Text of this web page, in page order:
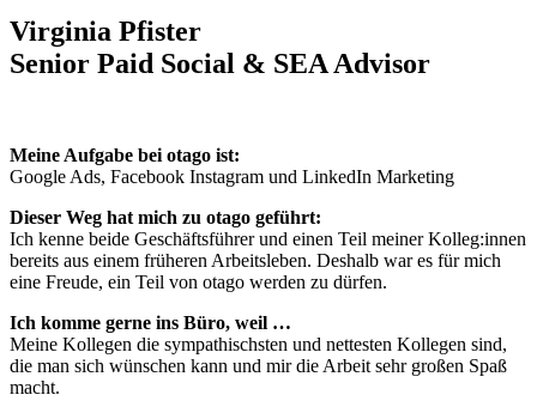
Virginia Pfister
Senior Paid Social & SEA Advisor
Meine Aufgabe bei otago ist:
Google Ads, Facebook Instagram und LinkedIn Marketing
Dieser Weg hat mich zu otago geführt:
Ich kenne beide Geschäftsführer und einen Teil meiner Kolleg:innen
bereits aus einem früheren Arbeitsleben. Deshalb war es für mich
eine Freude, ein Teil von otago werden zu dürfen.
Ich komme gerne ins Büro, weil …
Meine Kollegen die sympathischsten und nettesten Kollegen sind,
die man sich wünschen kann und mir die Arbeit sehr großen Spaß
macht.